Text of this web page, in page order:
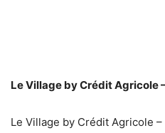
Le Village by Crédit Agricole
Le Village by Crédit Agricole